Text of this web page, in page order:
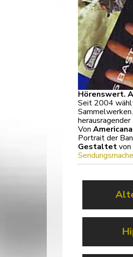
Hörenswert.
Seit 2004
Von
Portrait der
Gestaltet